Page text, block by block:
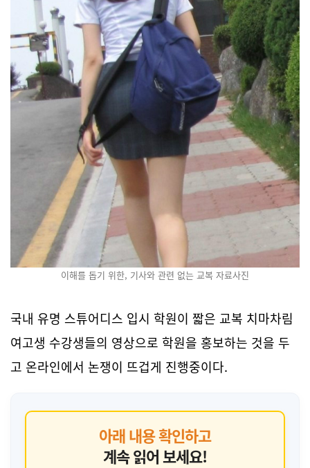
이해를 돕기 위한, 기사와 관련 없는 교복 자료사진
국내 유명 스튜어디스 입시 학원이 짧은 교복 치마차림
여고생 수강생들의 영상으로 학원을 홍보하는 것을 두
고 온라인에서 논쟁이 뜨겁게 진행중이다.
아래 내용 확인하고
계속 읽어 보세요!